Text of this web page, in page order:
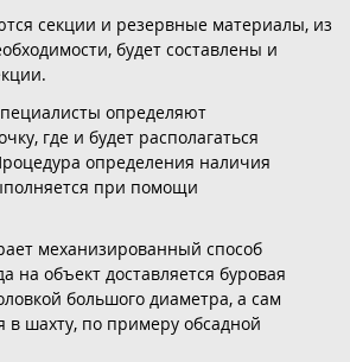
секции и резервные материалы, из
будет составлены и
определяют
где и будет располагаться
определения наличия
при помощи
механизированный способ
на объект доставляется буровая
большого диаметра, а сам
в шахту, по примеру обсадной